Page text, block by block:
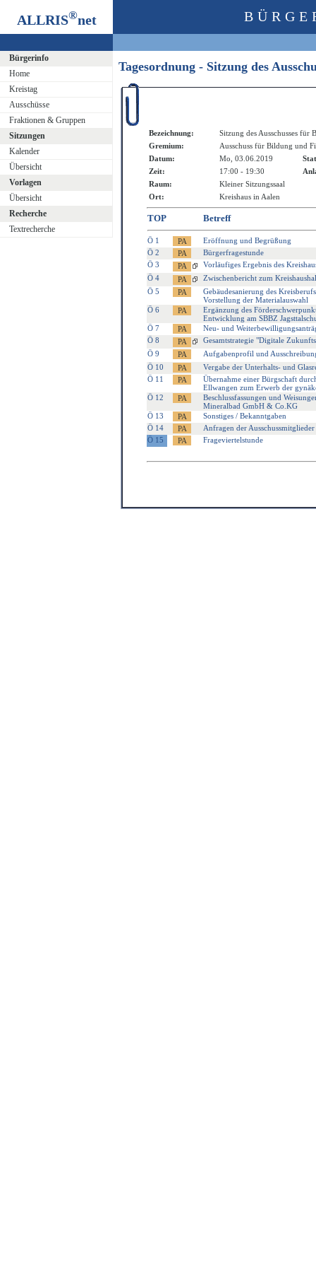
ALLRIS®net
Bürgerinfo
Home
Kreistag
Ausschüsse
Fraktionen & Gruppen
Sitzungen
Kalender
Übersicht
Vorlagen
Übersicht
Recherche
Textrecherche
Tagesordnung - Sitzung des
Bezeichnung:
Sitzung des Ausschusses für
Gremium:
Ausschuss für Bildung und
Datum:
Mo, 03.06.2019
Zeit:
17:00 - 19:30
Raum:
Kleiner Sitzungssaal
Ort:
Kreishaus in Aalen
TOP Betreff
Ö 1
Eröffnung und Begrüßung
Ö 2
Bürgerfragestunde
Ö 3
Vorläufiges Ergebnis des
Ö 4
Zwischenbericht zum
Ö 5
Gebäudesanierung des
Vorstellung der Materialauswahl
Ö 6
Ergänzung des
Entwicklung am SBBZ
Ö 7
Neu- und
Ö 8
Gesamtstrategie "Digitale
Ö 9
Aufgabenprofil und
Ö 10
Vergabe der Unterhalts- und
Ö 11
Übernahme einer Bürgschaft
Ellwangen zum Erwerb der
Ö 12
Beschlussfassungen und
Mineralbad GmbH & Co.KG
Ö 13
Sonstiges / Bekanntgaben
Ö 14
Anfragen der Ausschussmitglieder
Ö 15
Frageviertelstunde